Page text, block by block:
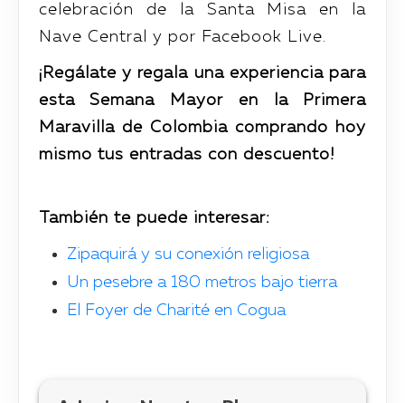
celebración de la Santa Misa en la
Nave Central y por Facebook Live.
¡Regálate y regala una experiencia para
esta Semana Mayor en la Primera
Maravilla de Colombia comprando hoy
mismo tus entradas con descuento!
También te puede interesar:
Zipaquirá y su conexión religiosa
Un pesebre a 180 metros bajo tierra
El Foyer de Charité en Cogua